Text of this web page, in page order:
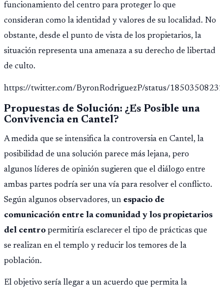
funcionamiento del centro para proteger lo que
consideran como la identidad y valores de su localidad. No
obstante, desde el punto de vista de los propietarios, la
situación representa una amenaza a su derecho de libertad
de culto.
https://twitter.com/ByronRodriguezP/status/
Propuestas de Solución: ¿Es Posible una
Convivencia en Cantel?
A medida que se intensifica la controversia en Cantel, la
posibilidad de una solución parece más lejana, pero
algunos líderes de opinión sugieren que el diálogo entre
ambas partes podría ser una vía para resolver el conflicto.
Según algunos observadores, un espacio de
comunicación entre la comunidad y los propietarios
del centro permitiría esclarecer el tipo de prácticas que
se realizan en el templo y reducir los temores de la
población.
El objetivo sería llegar a un acuerdo que permita la